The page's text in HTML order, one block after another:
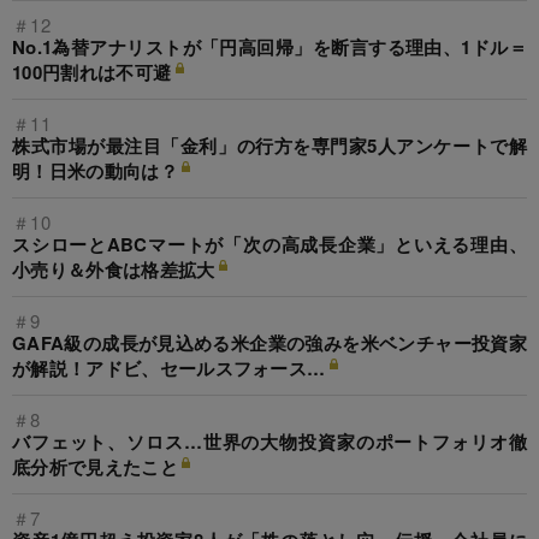
＃12
No.1為替アナリストが「円高回帰」を断言する理由、1ドル＝
100円割れは不可避
＃11
株式市場が最注目「金利」の行方を専門家5人アンケートで解
明！日米の動向は？
＃10
スシローとABCマートが「次の高成長企業」といえる理由、
小売り＆外食は格差拡大
＃9
GAFA級の成長が見込める米企業の強みを米ベンチャー投資家
が解説！アドビ、セールスフォース…
＃8
バフェット、ソロス…世界の大物投資家のポートフォリオ徹
底分析で見えたこと
＃7